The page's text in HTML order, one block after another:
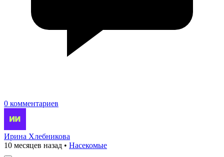
0 комментариев
Ирина Хлебникова
10 месяцев назад • Насекомые